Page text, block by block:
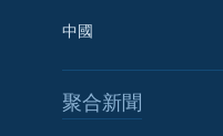
中國
聚合新聞